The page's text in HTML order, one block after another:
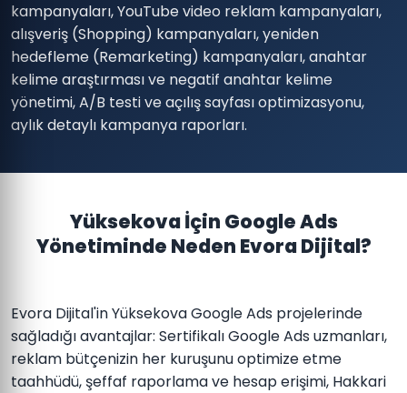
kampanyaları, YouTube video reklam kampanyaları,
alışveriş (Shopping) kampanyaları, yeniden
hedefleme (Remarketing) kampanyaları, anahtar
kelime araştırması ve negatif anahtar kelime
yönetimi, A/B testi ve açılış sayfası optimizasyonu,
aylık detaylı kampanya raporları.
Yüksekova İçin Google Ads
Yönetiminde Neden Evora Dijital?
Evora Dijital'in Yüksekova Google Ads projelerinde
sağladığı avantajlar: Sertifikalı Google Ads uzmanları,
reklam bütçenizin her kuruşunu optimize etme
taahhüdü, şeffaf raporlama ve hesap erişimi, Hakkari